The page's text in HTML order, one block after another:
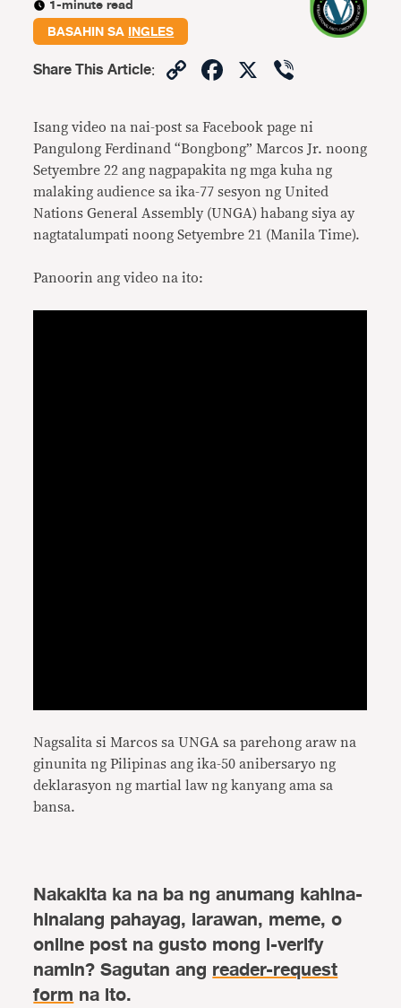
1-minute read
BASAHIN SAINGLES
Share This Article: CopyFacebook
X
Isang video na nai-post sa Facebook page ni
Pangulong Ferdinand “Bongbong” Marcos Jr. noong
Setyembre 22 ang nagpapakita ng mga kuha ng
malaking audience sa ika-77 sesyon ng United
Nations General Assembly (UNGA) habang siya ay
nagtatalumpati noong Setyembre 21 (Manila Time).
Panoorin ang video na ito:
Nagsalita si Marcos sa UNGA sa parehong araw na
ginunita ng Pilipinas ang ika-50 anibersaryo ng
deklarasyon ng martial law ng kanyang ama sa
bansa.
Nakakita ka na ba ng anumang kahina-
hinalang pahayag, larawan, meme, o
online post na gusto mong i-verify
namin? Sagutan angreader-request
formna ito.